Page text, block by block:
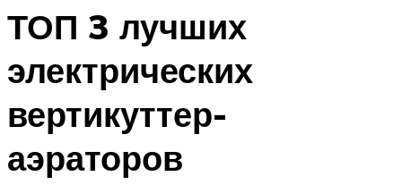
ТОП 3 лучших
электрических
вертикуттер-
аэраторов